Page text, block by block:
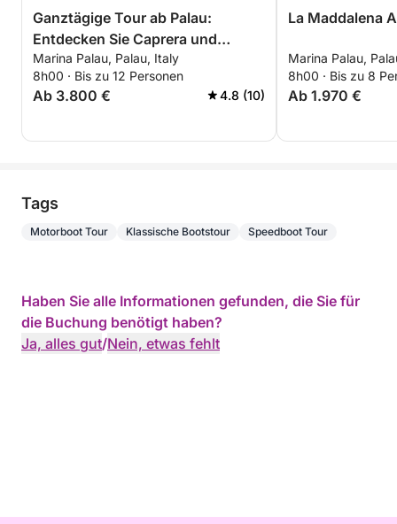
Ganztägige Tour ab Palau:
Entdecken Sie Caprera und
Maddalena
Marina Palau, Palau, Italy
8h00 · Bis zu 12 Personen
Ab 3.800 € 4.8 (10)
La Maddalena
Marina Palau,
8h00 · Bis zu 8
Ab 1.970 €
Tags
Motorboot Tour Klassische Bootstour Speedboot Tour
Haben Sie alle Informationen gefunden, die Sie für
die Buchung benötigt haben?
Ja, alles gut/Nein, etwas fehlt